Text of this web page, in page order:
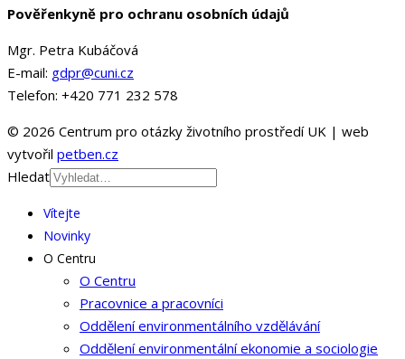
Pověřenkyně pro ochranu osobních údajů
Mgr. Petra Kubáčová
E-mail: gdpr@cuni.cz
Telefon: +420 771 232 578
© 2026 Centrum pro otázky životního prostředí UK | web
vytvořil petben.cz
Hledat
Vítejte
Novinky
O Centru
O Centru
Pracovnice a pracovníci
Oddělení environmentálního vzdělávání
Oddělení environmentální ekonomie a sociologie